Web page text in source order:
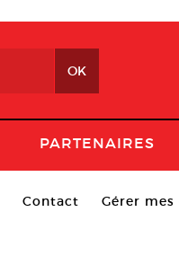
PARTENAIRES
Contact Gérer mes